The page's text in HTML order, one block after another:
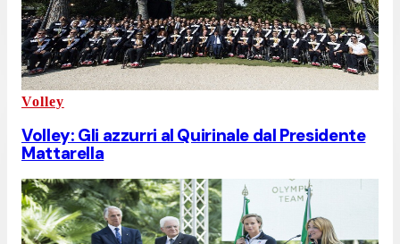
Volley
Volley: Gli azzurri al Quirinale dal Presidente
Mattarella